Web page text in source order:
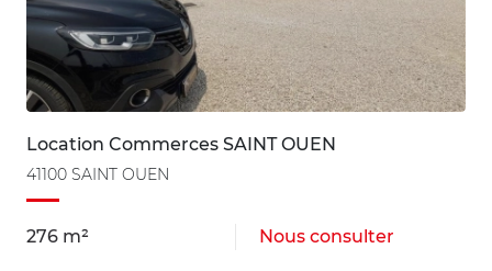
Location Commerces SAINT OUEN
41100 SAINT OUEN
276 m² Nous consulter